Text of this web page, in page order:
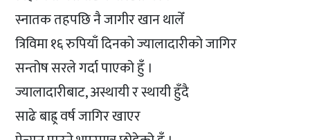
स्नातक तहपछि नै जागीर खान थालेँ
त्रिविमा १६ रुपियाँ दिनको ज्यालादारीको जागिर
सन्तोष सरले गर्दा पाएको हुँ ।
ज्यालादारीबाट, अस्थायी र स्थायी हुँदै
साढे बाह्र्र वर्ष जागिर खाएर